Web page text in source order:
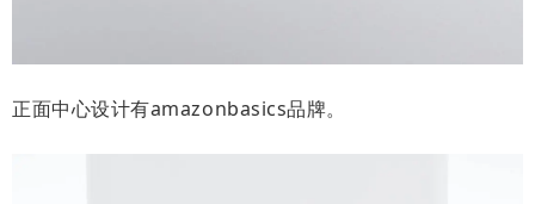
正面中心设计有amazonbasics品牌。